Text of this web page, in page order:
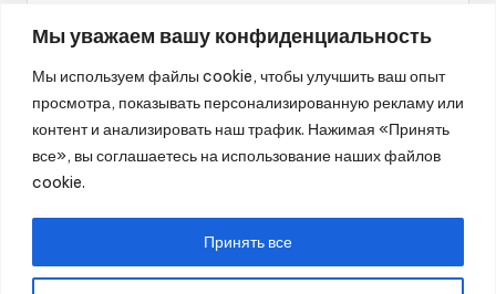
Мы уважаем вашу конфиденциальность
Мы используем файлы cookie, чтобы улучшить ваш опыт
просмотра, показывать персонализированную рекламу или
контент и анализировать наш трафик. Нажимая «Принять
все», вы соглашаетесь на использование наших файлов
cookie.
Принять все
Февраль 2024
Январь 2024
Декабрь 2023
Октябрь 2023